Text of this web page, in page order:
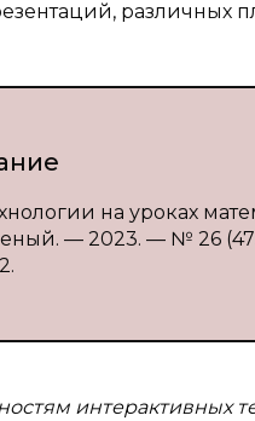
различных
на уроках
— 2023. — № 26
интерактивных